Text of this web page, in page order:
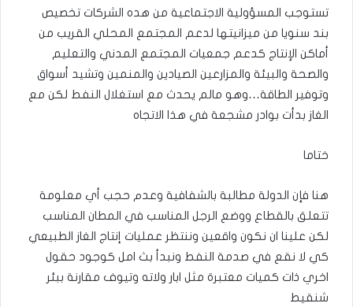
تستوجب المسؤولية الاجتماعية من هده الشركات تخصيص
بند سنويا من ميزانيتها لدعم المجتمع المحلي القريب من
أماكن الإنتاج كدعم جمعيات المجتمع المدني والتعليم
والصحة والبيئة والمزارعين الصيادين والمنمين وتشيد أسواق
وتوفير الطاقة…وهو مالم يحدث مع استغلال النفط لكن مع
الغاز بدأت بوادر مشجعة في هذا الاتجاه
ختاما
هنا فإن الدولة مطالبة بالشفافية وعدم حجب أي معلومة
تتعلق بالقطاع ووضع الرجل المناسب في المطان المناسب
لكن علينا ان نكون واقعين وننتظر عمليات إنتاج الغاز الطبيعي
كي لا نقع في صدمة النفط ونبدأ بث امل كوجود حقول
اخري ذات كميات معتبرة مثل ابار ولاته وتيوف مقارنة ببئر
شنقيط